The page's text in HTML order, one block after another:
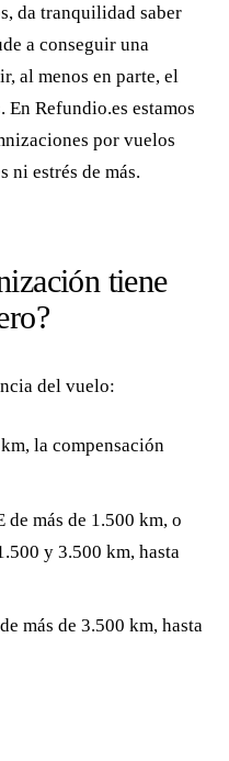
da tranquilidad saber
a conseguir una
al menos en parte, el
Refundio.es estamos
por vuelos
ni estrés de más.
tiene
del vuelo:
la compensación
de más de 1.500 km, o
y 3.500 km, hasta
más de 3.500 km, hasta